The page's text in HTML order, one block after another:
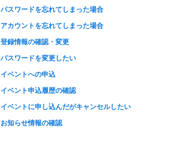
パスワードを忘れてしまった場合
アカウントを忘れてしまった場合
登録情報の確認・変更
パスワードを変更したい
イベントへの申込
イベント申込履歴の確認
イベントに申し込んだがキャンセルしたい
お知らせ情報の確認